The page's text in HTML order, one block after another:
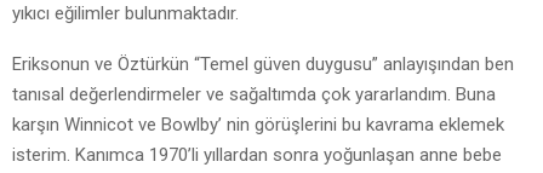
yıkıcı eğilimler bulunmaktadır.
Eriksonun ve Öztürkün “Temel güven duygusu” anlayışından ben
tanısal değerlendirmeler ve sağaltımda çok yararlandım. Buna
karşın Winnicot ve Bowlby’ nin görüşlerini bu kavrama eklemek
isterim. Kanımca 1970’li yıllardan sonra yoğunlaşan anne bebe